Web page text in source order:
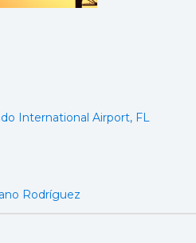
International Airport, FL
Rodríguez